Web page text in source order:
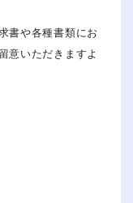
書や各種書類にお
意いただきますよ